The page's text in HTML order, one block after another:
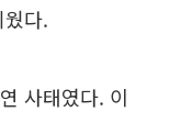
다.
사태였다. 이